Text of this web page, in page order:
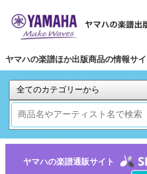
ヤマハの楽譜ほか出版商品の情報サイ
ヤマハの楽譜通販サイト